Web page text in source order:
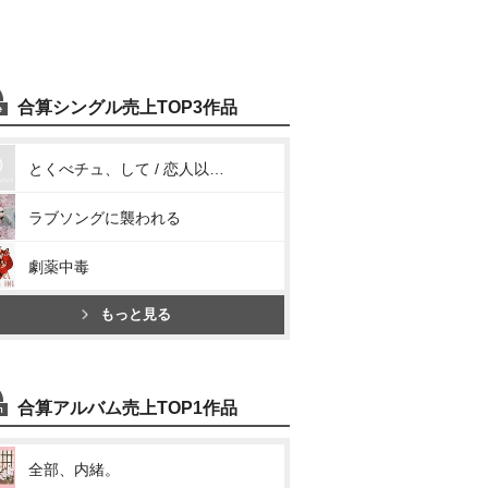
合算シングル売上TOP3作品
ラブソングに襲われる
劇薬中毒
もっと見る
合算アルバム売上TOP1作品
全部、内緒。